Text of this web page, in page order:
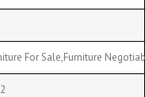
For Sale,Furniture